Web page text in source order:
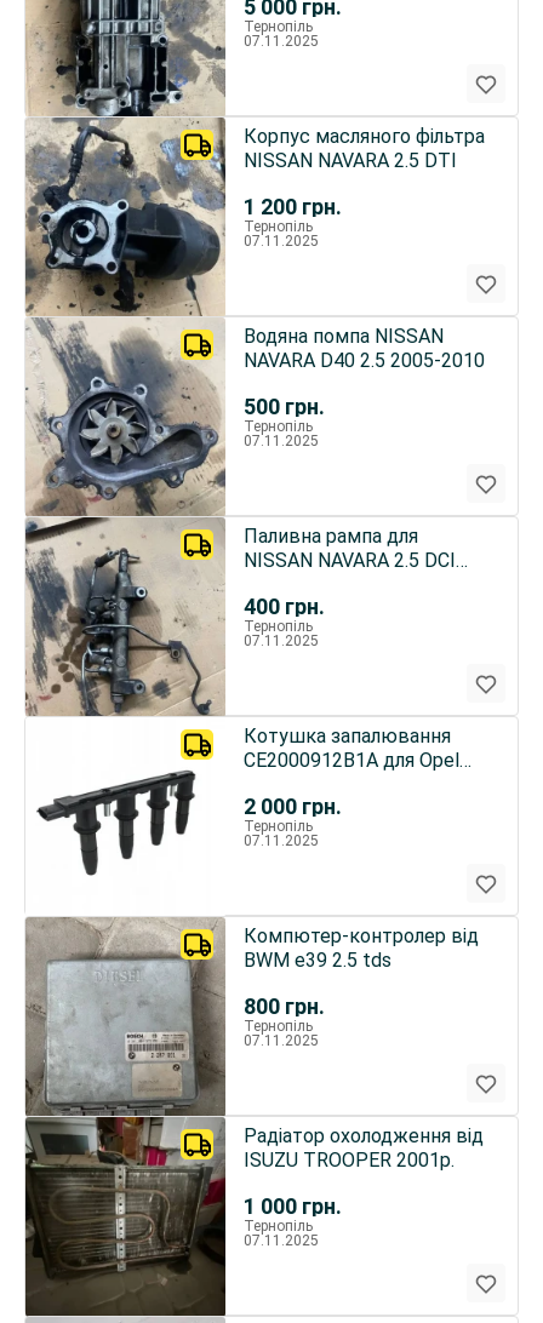
5 000 грн.
Тернопіль
07.11.2025
1 200 грн.
Корпус масляного фільтра
NISSAN NAVARA 2.5 DTI
Тернопіль
07.11.2025
500 грн.
Водяна помпа NISSAN
NAVARA D40 2.5 2005-2010
Тернопіль
07.11.2025
400 грн.
Паливна рампа для
NISSAN NAVARA 2.5 DCI
Тернопіль
07.11.2025
2 000 грн.
Котушка запалювання
CE2000912B1A для Opel
Тернопіль
07.11.2025
800 грн.
Компютер-контролер від
BWM e39 2.5 tds
Тернопіль
07.11.2025
1 000 грн.
Радіатор охолодження від
ISUZU TROOPER 2001р.
Тернопіль
07.11.2025